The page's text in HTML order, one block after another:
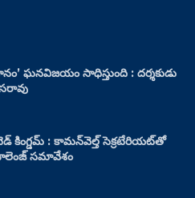
ఘనవిజయం సాధిస్తుంది : దర్శకుడు
కింగ్డమ్ : కామన్‌వెల్త్ సెక్రటేరియట్‌తో
సమావేశం